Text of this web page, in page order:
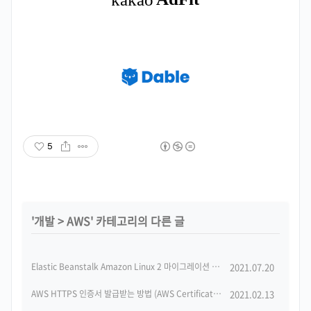
5
'개발>AWS' 카테고리의 다른 글
Elastic Beanstalk Amazon Linux 2 마이그레이션 방법 (Migrating your Elastic Beanstalk Linux application) 2021.07.20
AWS HTTPS 인증서 발급받는 방법 (AWS Certificate Manager(ACM) SSL) 2021.02.13